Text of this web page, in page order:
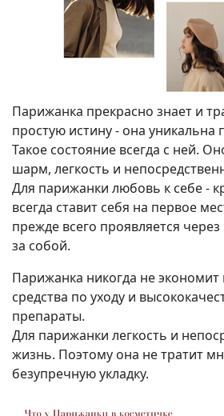
Парижанка прекрасно знает и
простую истину - она уникальна
Такое состояние всегда с ней.
шарм, легкость и
Для парижанки любовь к себе -
всегда ставит себя на первое
прежде всего проявляется
за собой.
Парижанка никогда не
средства по уходу и
препараты.
Для парижанки легкость и
жизнь. Поэтому она не тратит
безупречную укладку.